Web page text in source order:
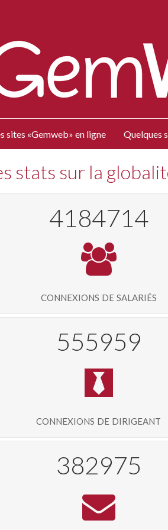
sites «Gemweb» en ligne Quelques
stats sur la
4465742
connexions de salariés
593295
connexions de dirigeant
408926